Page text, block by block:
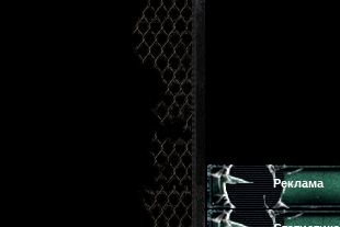
Реклама